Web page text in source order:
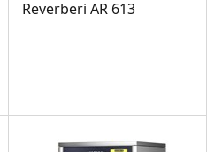
Reverberi AR 613